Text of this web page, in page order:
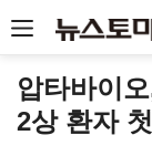
압타바이
2상 환자